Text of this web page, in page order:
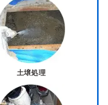
土壌処理